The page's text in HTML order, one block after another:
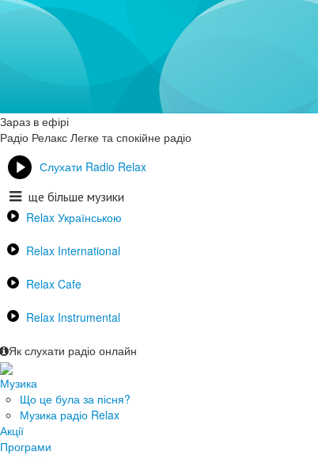
Зараз в ефірі
Радіо Релакс Легке та спокійне радіо
Слухати Radio Relax
ще більше музики
Relax Українською
Relax International
Relax Cafe
Relax Instrumental
Як слухати радіо онлайн
Музика
Що це була за пісня?
Музика радіо Relax
Акції
Програми